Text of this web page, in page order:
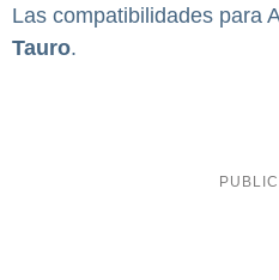
Las compatibilidades para
Tauro.